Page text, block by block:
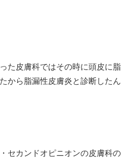
た皮膚科ではその時に頭皮に脂
から脂漏性皮膚炎と診断したん
セカンドオピニオンの皮膚科の